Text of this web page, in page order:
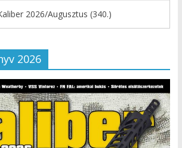
2026/Augusztus (340.)
2026